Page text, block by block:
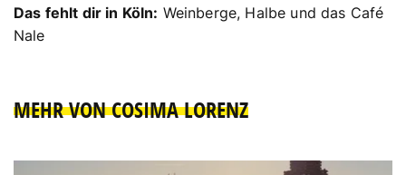
Das fehlt dir in Köln: Weinberge, Halbe und das Café
Nale
MEHR VON COSIMA LORENZ